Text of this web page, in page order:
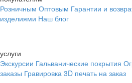
Розничным Оптовым Гарантии и
изделиями Наш блог
услуги
Экскурсии Гальванические покрытия
заказы Гравировка 3D печать на заказ